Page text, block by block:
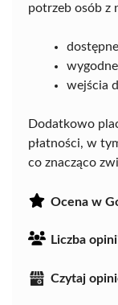
potrzeb osób z
wejścia
Dodatkowo
płatności, w
co znacząco
Ocena w
Liczba
Czytaj